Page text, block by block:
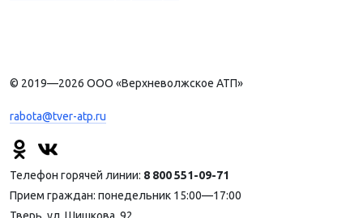
© 2019—2026 ООО «Верхневолжское АТП»
rabota@tver-atp.ru
Телефон горячей линии: 8 800 551-09-71
Прием граждан: понедельник 15:00—17:00